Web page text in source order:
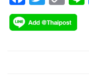
ac
e
wi
tt
o
p